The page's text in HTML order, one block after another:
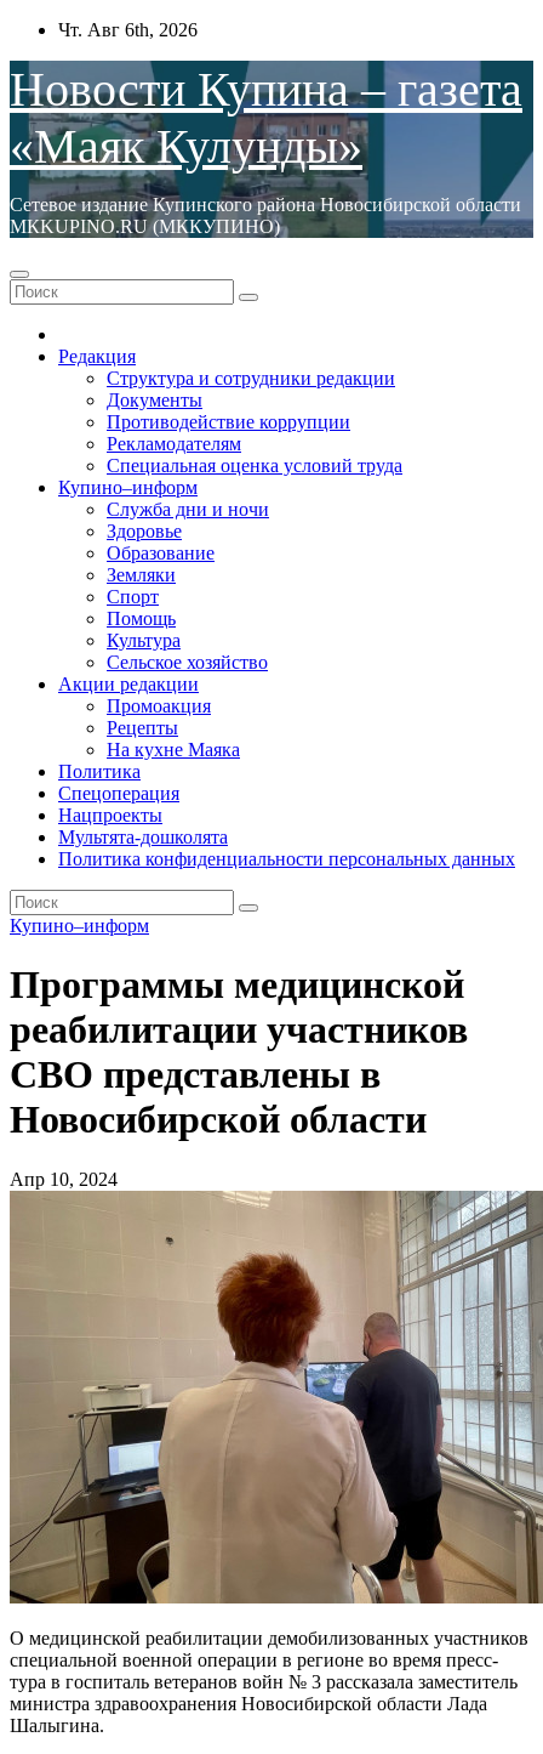
Перейти
содержимому
Чт. Авг 6th, 2026
Новости Купина – газета
«Маяк Кулунды»
Сетевое издание Купинского района Новосибирской области
МКKUPINO.RU (МККУПИНО)
Редакция
Структура и сотрудники редакции
Документы
Противодействие коррупции
Рекламодателям
Специальная оценка условий труда
Купино–информ
Служба дни и ночи
Здоровье
Образование
Земляки
Спорт
Помощь
Культура
Сельское хозяйство
Акции редакции
Промоакция
Рецепты
На кухне Маяка
Политика
Спецоперация
Нацпроекты
Мультята-дошколята
Политика конфиденциальности персональных данных
Купино–информ
Программы медицинской
реабилитации участников
СВО представлены в
Новосибирской области
Апр 10, 2024
О медицинской реабилитации демобилизованных участников
специальной военной операции в регионе во время пресс-
тура в госпиталь ветеранов войн № 3 рассказала заместитель
министра здравоохранения Новосибирской области Лада
Шалыгина.